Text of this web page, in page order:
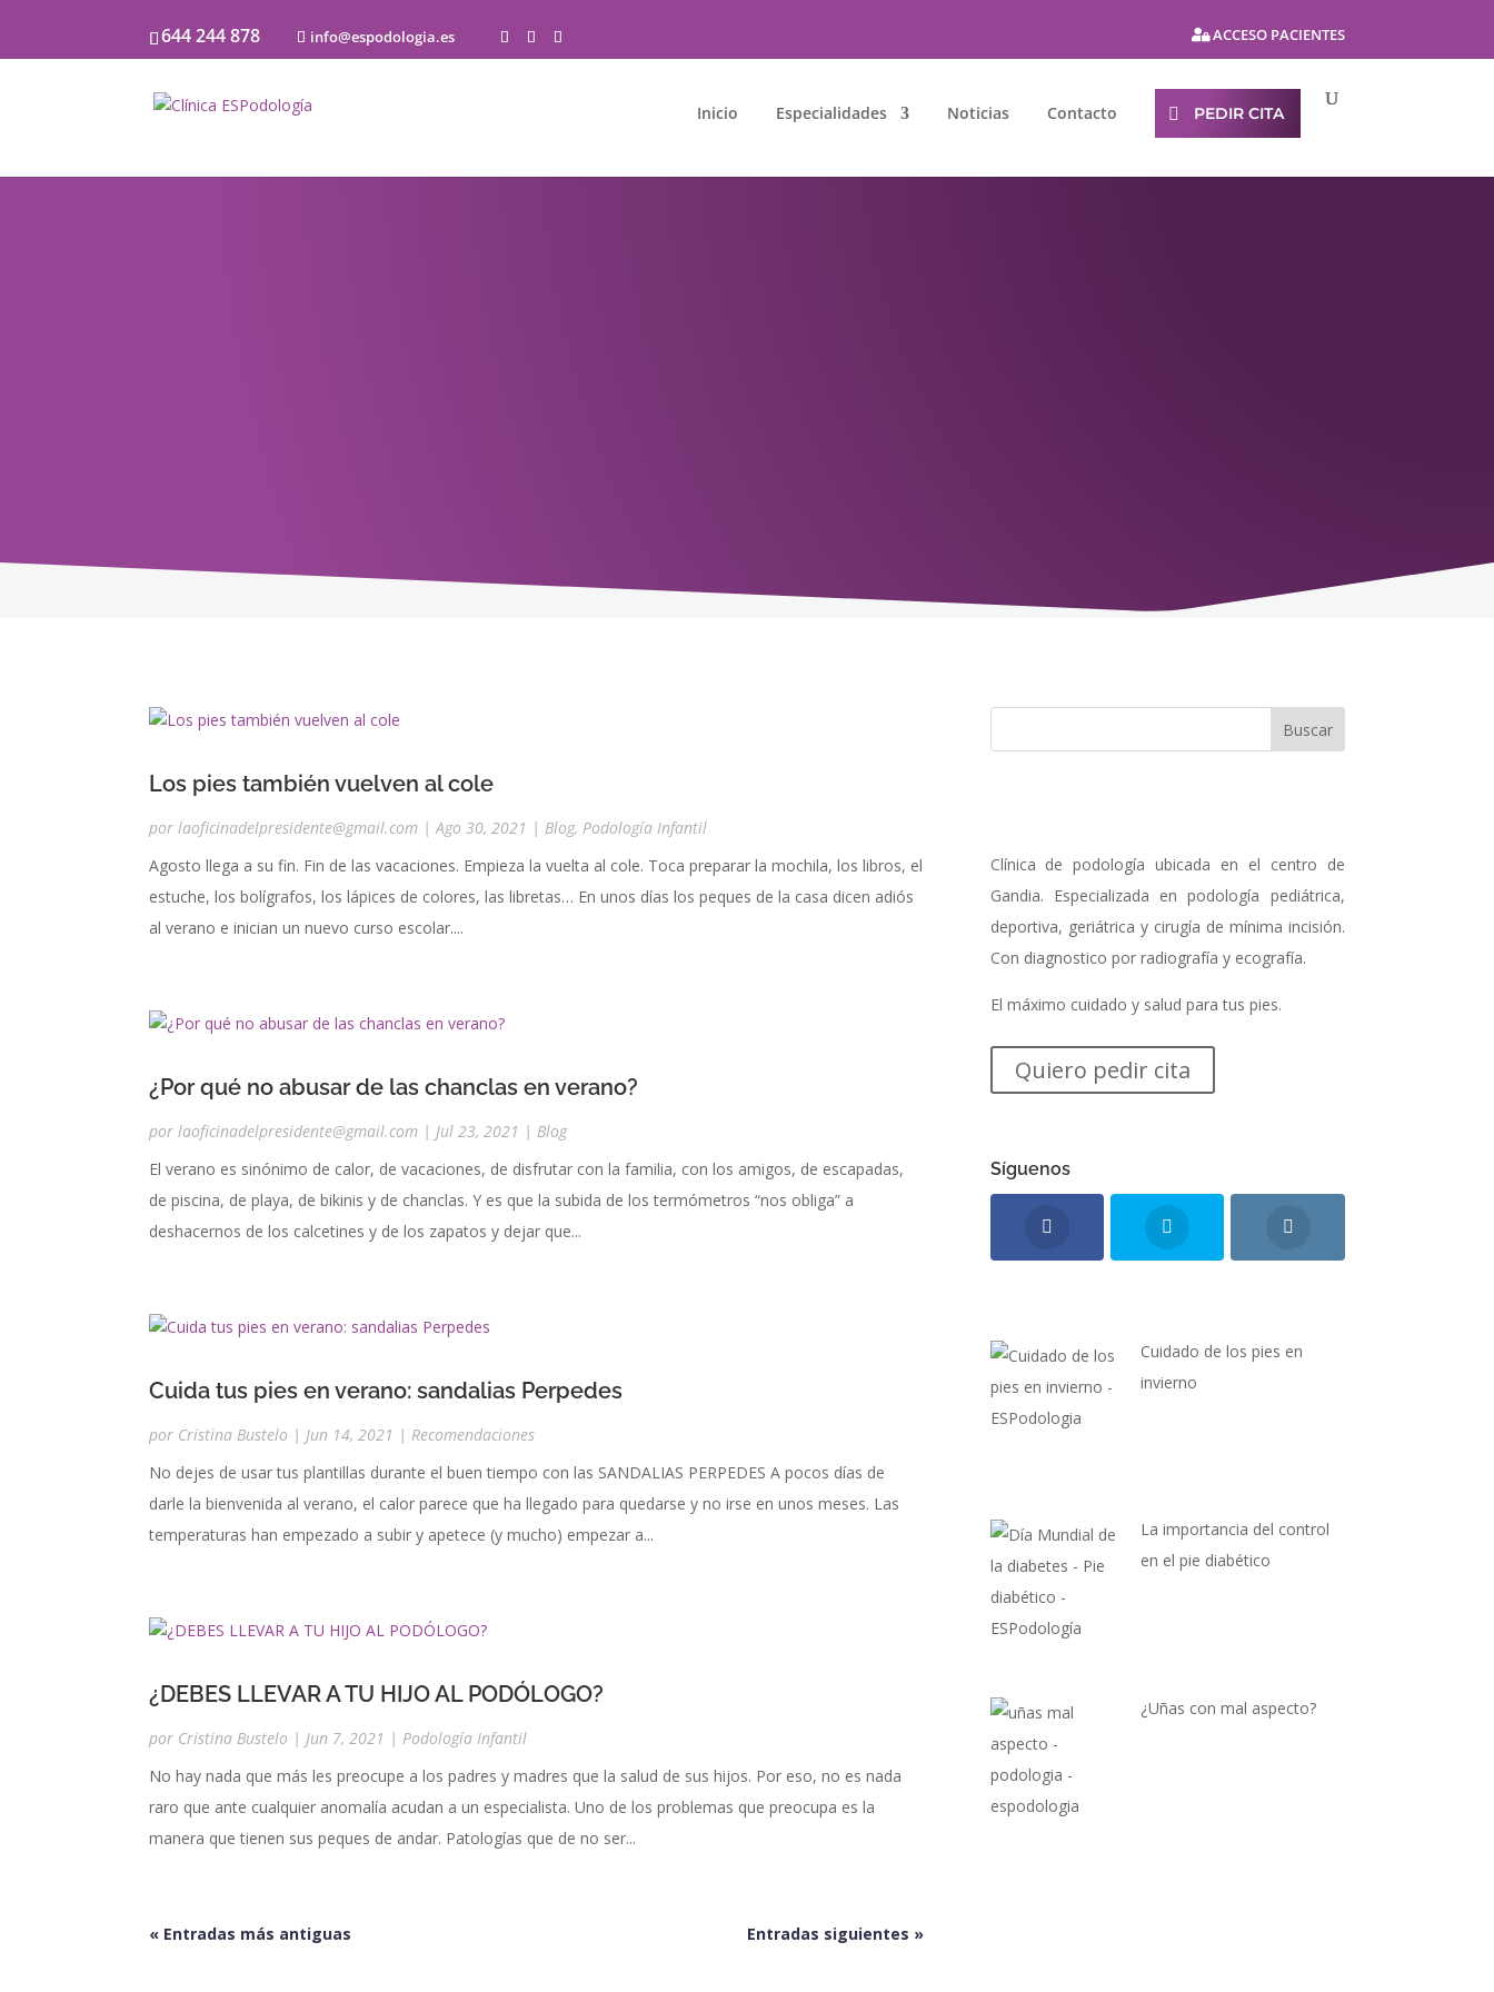
644 244 878 info@espodologia.es ACCESO PACIENTES
Inicio Especialidades Noticias Contacto PEDIR CITA
Los pies también vuelven al cole
porlaoficinadelpresidente@gmail.com |Ago 30, 2021 |Blog,Podología Infantil
Agosto llega a su fin. Fin de las vacaciones. Empieza la vuelta al cole. Toca preparar la mochila, los libros, el
estuche, los bolígrafos, los lápices de colores, las libretas… En unos días los peques de la casa dicen adiós
al verano e inician un nuevo curso escolar....
¿Por qué no abusar de las chanclas en verano?
porlaoficinadelpresidente@gmail.com | Jul 23, 2021 |Blog
El verano es sinónimo de calor, de vacaciones, de disfrutar con la familia, con los amigos, de escapadas,
de piscina, de playa, de bikinis y de chanclas. Y es que la subida de los termómetros “nos obliga” a
deshacernos de los calcetines y de los zapatos y dejar que...
Cuida tus pies en verano: sandalias Perpedes
por Cristina Bustelo | Jun 14, 2021 |Recomendaciones
No dejes de usar tus plantillas durante el buen tiempo con las SANDALIAS PERPEDES A pocos días de
darle la bienvenida al verano, el calor parece que ha llegado para quedarse y no irse en unos meses. Las
temperaturas han empezado a subir y apetece (y mucho) empezar a...
¿DEBES LLEVAR A TU HIJO AL PODÓLOGO?
por Cristina Bustelo | Jun 7, 2021 |Podología Infantil
No hay nada que más les preocupe a los padres y madres que la salud de sus hijos. Por eso, no es nada
raro que ante cualquier anomalía acudan a un especialista. Uno de los problemas que preocupa es la
manera que tienen sus peques de andar. Patologías que de no ser...
« Entradas más antiguas Entradas siguientes »
Clínica de podología ubicada en el centro de
Gandia. Especializada en podología pediátrica,
deportiva, geriátrica y cirugía de mínima incisión.
Con diagnostico por radiografía y ecografía.
El máximo cuidado y salud para tus pies.
Quiero pedir cita
Síguenos
Cuidado de los pies en
invierno
La importancia del control
en el pie diabético
¿Uñas con mal aspecto?